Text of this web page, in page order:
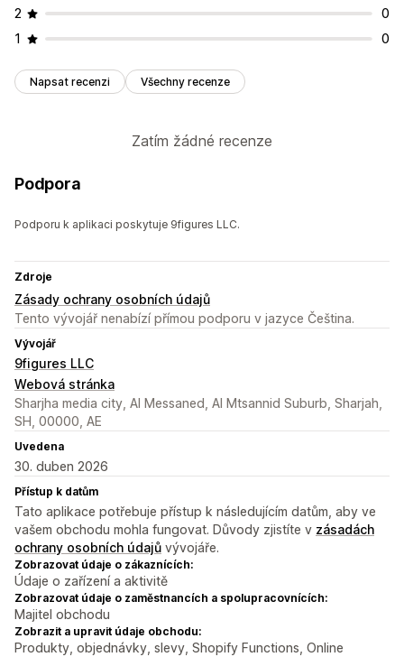
2
0
1
0
Napsat recenzi Všechny recenze
Zatím žádné recenze
Podpora
Podporu k aplikaci poskytuje 9figures LLC.
Zdroje
Zásady ochrany osobních údajů
Tento vývojář nenabízí přímou podporu v jazyce Čeština.
Vývojář
9figures LLC
Webová stránka
Sharjha media city, Al Messaned, Al Mtsannid Suburb, Sharjah,
SH, 00000, AE
Uvedena
30. duben 2026
Přístup k datům
Tato aplikace potřebuje přístup k následujícím datům, aby ve
vašem obchodu mohla fungovat. Důvody zjistíte v zásadách
ochrany osobních údajů vývojáře.
Zobrazovat údaje o zákaznících:
Údaje o zařízení a aktivitě
Zobrazovat údaje o zaměstnancích a spolupracovnících:
Majitel obchodu
Zobrazit a upravit údaje obchodu:
Produkty, objednávky, slevy, Shopify Functions, Online